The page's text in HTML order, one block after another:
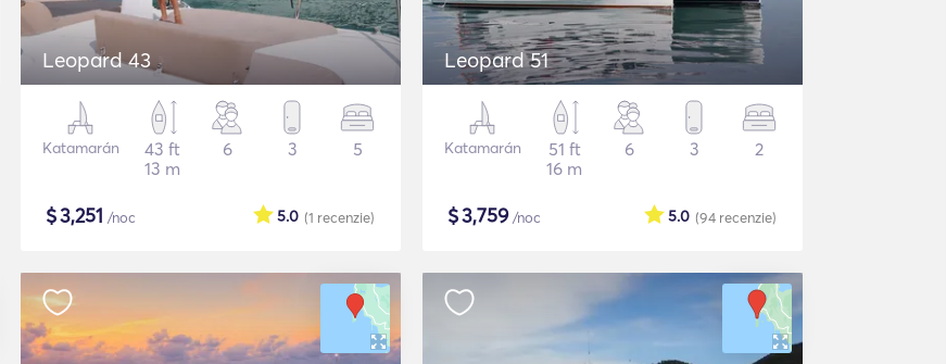
Leopard 43
Katamarán
43 ft
13 m
6 3 5
$3,251 /noc (1 recenzie)
5.0
Leopard 51
Katamarán
51 ft
16 m
6 3 2
$3,759/noc (94 recenzie)
5.0